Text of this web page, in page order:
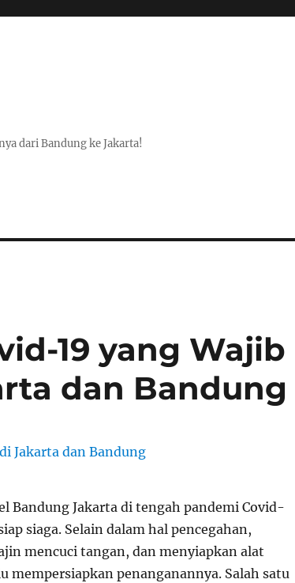
dari Bandung ke Jakarta!
19 yang Wajib
dan Bandung
Bandung Jakartadi tengah pandemi Covid-
siaga. Selain dalam hal pencegahan,
mencuci tangan, dan menyiapkan alat
mempersiapkan penanganannya. Salah satu